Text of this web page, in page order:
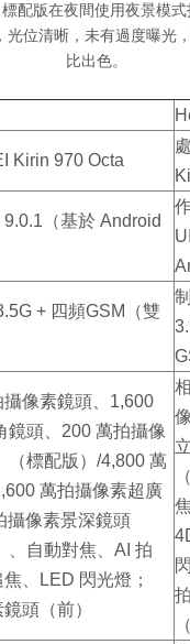
配版在夜間使用夜景模
光位清晰，未有過度曝光
比出色。
Kirin 970 Octa
（基於 Android
+ 四頻GSM（雙
像素鏡頭、1,600
鏡頭、200 萬拍攝像
（標配版）/4,800 萬
萬拍攝像素超廣
攝像素景深鏡頭
、自動對焦、AI 拍
、LED 閃光燈；
頭（前）